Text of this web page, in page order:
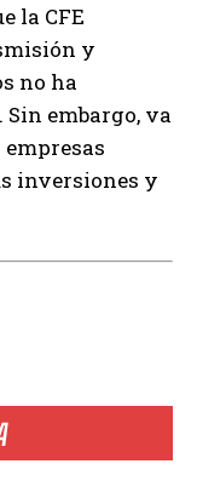
la CFE
y
no ha
embargo, va
inversiones y